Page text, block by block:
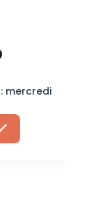
mercredi
Ce
produit